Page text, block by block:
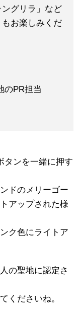
グリラ」など
お楽しみくだ
のPR担当
タンを一緒に押す
ドのメリーゴー
アップされた様
ク色にライトア
の聖地に認定さ
くださいね。